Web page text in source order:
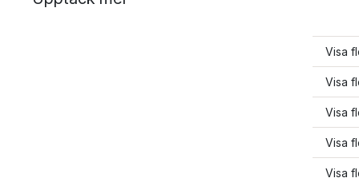
Visa
Visa
Visa
Visa
Visa